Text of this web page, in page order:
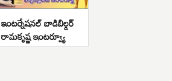
ఇంటర్నేషనల్ బాడిబిల్డర్
రామకృష్ణ ఇంటర్వ్యూ